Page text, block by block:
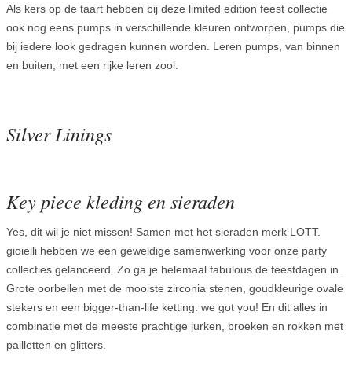
Als kers op de taart hebben bij deze limited edition feest collectie
ook nog eens pumps in verschillende kleuren ontworpen, pumps die
bij iedere look gedragen kunnen worden. Leren pumps, van binnen
en buiten, met een rijke leren zool.
Silver Linings
Key piece kleding en sieraden
Yes, dit wil je niet missen! Samen met het sieraden merk LOTT.
gioielli hebben we een geweldige samenwerking voor onze party
collecties gelanceerd. Zo ga je helemaal fabulous de feestdagen in.
Grote oorbellen met de mooiste zirconia stenen, goudkleurige ovale
stekers en een bigger-than-life ketting: we got you! En dit alles in
combinatie met de meeste prachtige jurken, broeken en rokken met
pailletten en glitters.